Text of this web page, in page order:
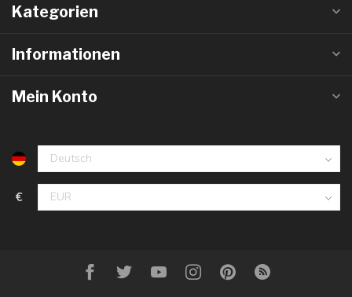
Kategorien
Informationen
Mein Konto
€